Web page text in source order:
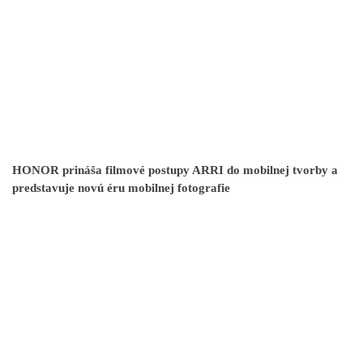
HONOR prináša filmové postupy ARRI do mobilnej tvorby a
predstavuje novú éru mobilnej fotografie